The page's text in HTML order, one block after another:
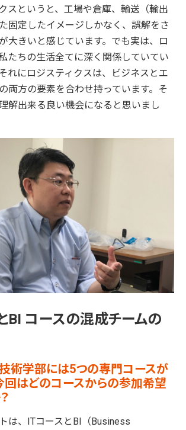
スというと、工場や倉庫、輸送（輸出
固定したイメージしかなく、誤解をさ
大きいと感じています。でも実は、ロ
たちの生活全てに深く関係していてい
れにロジスティクスは、ビジネスとエ
両方の要素を合わせ持っています。そ
解出来る良い機会になると思いまし
BI コースの混成チームの
術学部には5つの専門コースが
回はどのコースからの参加希望
は、ITコースとBI（Business